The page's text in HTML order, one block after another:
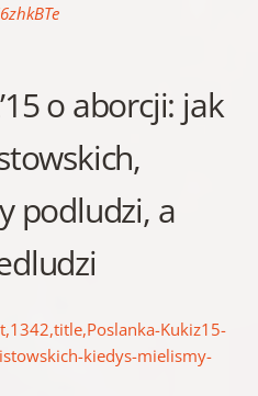
o aborcji: jak
podludzi, a
Kukiz15-
kiedys-mielismy-